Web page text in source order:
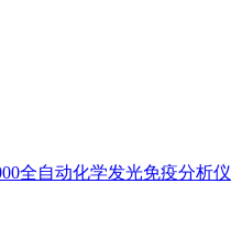
全自动化学发光免疫分析仪